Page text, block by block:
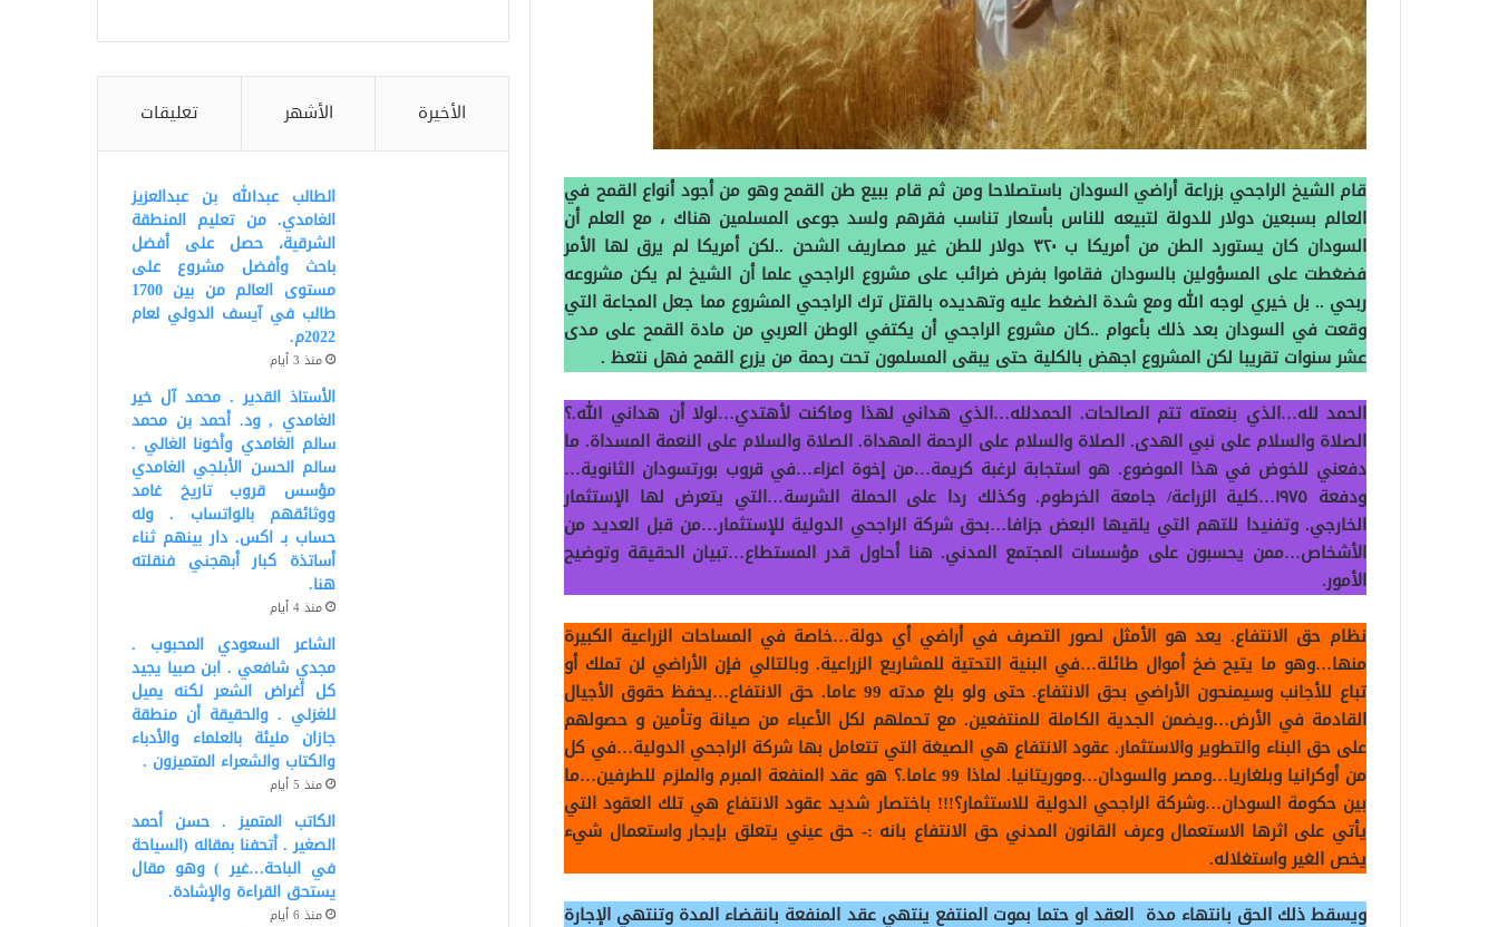
قام الشيخ الراجحي بزراعة أراضي السودان باستصلاحا ومن ثم قام ببيع طن القمح وهو من أجود أنواع القمح في
العالم بسبعين دولار للدولة لتبيعه للناس بأسعار تناسب فقرهم ولسد جوعى المسلمين هناك ، مع العلم أن
السودان كان يستورد الطن من أمريكا ب ٣٢٠ دولار للطن غير مصاريف الشحن ..لكن أمريكا لم يرق لها الأمر
فضغطت على المسؤولين بالسودان فقاموا بفرض ضرائب على مشروع الراجحي علما أن الشيخ لم يكن مشروعه
ربحي .. بل خيري لوجه الله ومع شدة الضغط عليه وتهديده بالقتل ترك الراجحي المشروع مما جعل المجاعة التي
وقعت في السودان بعد ذلك بأعوام ..كان مشروع الراجحي أن يكتفي الوطن العربي من مادة القمح على مدى
عشر سنوات تقريبا لكن المشروع اجهض بالكلية حتى يبقى المسلمون تحت رحمة من يزرع القمح فهل نتعظ .
الحمد لله…الذي بنعمته تتم الصالحات. الحمدلله…الذي هداني لهذا وماكنت لأهتدي…لولا أن هداني الله.؟
الصلاة والسلام على نبي الهدى. الصلاة والسلام على الرحمة المهداة. الصلاة والسلام على النعمة المسداة. ما
دفعني للخوض في هذا الموضوع. هو استجابة لرغبة كريمة…من إخوة اعزاء…في قروب بورتسودان الثانوية…
ودفعة ١٩٧٥…كلية الزراعة/ جامعة الخرطوم. وكذلك ردا على الحملة الشرسة…التي يتعرض لها الإستثمار
الخارجي. وتفنيدا للتهم التي يلقيها البعض جزافا…بحق شركة الراجحي الدولية للإستثمار…من قبل العديد من
الأشخاص…ممن يحسبون على مؤسسات المجتمع المدني. هنا أحاول قدر المستطاع…تبيان الحقيقة وتوضيح
الأمور.
نظام حق الانتفاع. يعد هو الأمثل لصور التصرف في أراضي أي دولة…خاصة في المساحات الزراعية الكبيرة
منها…وهو ما يتيح ضخ أموال طائلة…في البنية التحتية للمشاريع الزراعية. وبالتالي فإن الأراضي لن تملك أو
تباع للأجانب وسيمنحون الأراضي بحق الانتفاع. حتى ولو بلغ مدته 99 عاما. حق الانتفاع…يحفظ حقوق الأجيال
القادمة في الأرض…ويضمن الجدية الكاملة للمنتفعين. مع تحملهم لكل الأعباء من صيانة وتأمين و حصولهم
على حق البناء والتطوير والاستثمار. عقود الانتفاع هي الصيغة التي تتعامل بها شركة الراجحي الدولية…في كل
من أوكرانيا وبلغاريا…ومصر والسودان…وموريتانيا. لماذا 99 عاما.؟ هو عقد المنفعة المبرم والملزم للطرفين…ما
بين حكومة السودان…وشركة الراجحي الدولية للاستثمار؟!!! باختصار شديد عقود الانتفاع هي تلك العقود التي
يأتي على اثرها الاستعمال وعرف القانون المدني حق الانتفاع بانه :- حق عيني يتعلق بإيجار واستعمال شيء
يخص الغير واستغلاله.
ويسقط ذلك الحق بانتهاء مدة العقد او حتما بموت المنتفع ينتهي عقد المنفعة بانقضاء المدة وتنتهي الإجارة
الأخيرة الأشهر تعليقات
الطالب عبدالله بن عبدالعزيز
الغامدي. من تعليم المنطقة
الشرقية، حصل على أفضل
باحث وأفضل مشروع على
مستوى العالم من بين 1700
طالب في آيسف الدولي لعام
2022م.
منذ 3 أيام
الأستاذ القدير . محمد آل خير
الغامدي , ود. أحمد بن محمد
سالم الغامدي وأخونا الغالي .
سالم الحسن الأبلجي الغامدي
مؤسس قروب تاريخ غامد
ووثائقهم بالواتساب . وله
حساب بـ اكس. دار بينهم ثناء
أساتذة كبار أبهجني فنقلته
هنا.
منذ 4 أيام
الشاعر السعودي المحبوب .
مجدي شافعي . ابن صبيا يجيد
كل أغراض الشعر لكنه يميل
للغزلي . والحقيقة أن منطقة
جازان مليئة بالعلماء والأدباء
والكتاب والشعراء المتميزون .
منذ 5 أيام
الكاتب المتميز . حسن أحمد
الصغير . أتحفنا بمقاله (السياحة
في الباحة…غير ) وهو مقال
يستحق القراءة والإشادة.
منذ 6 أيام